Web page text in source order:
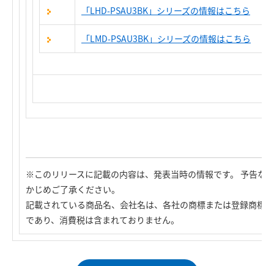
「LHD-PSAU3BK」シリーズの情報はこちら
「LMD-PSAU3BK」シリーズの情報はこちら
※このリリースに記載の内容は、発表当時の情報です。 予告な
かじめご了承ください。
記載されている商品名、会社名は、各社の商標または登録商標
であり、消費税は含まれておりません。